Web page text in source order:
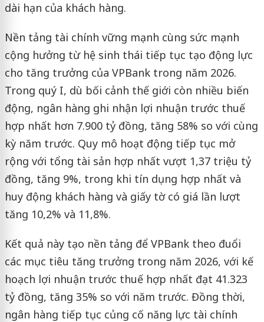
dài hạn của khách hàng.
Nền tảng tài chính vững mạnh cùng sức mạnh
cộng hưởng từ hệ sinh thái tiếp tục tạo động lực
cho tăng trưởng của VPBank trong năm 2026.
Trong quý I, dù bối cảnh thế giới còn nhiều biến
động, ngân hàng ghi nhận lợi nhuận trước thuế
hợp nhất hơn 7.900 tỷ đồng, tăng 58% so với cùng
kỳ năm trước. Quy mô hoạt động tiếp tục mở
rộng với tổng tài sản hợp nhất vượt 1,37 triệu tỷ
đồng, tăng 9%, trong khi tín dụng hợp nhất và
huy động khách hàng và giấy tờ có giá lần lượt
tăng 10,2% và 11,8%.
Kết quả này tạo nền tảng để VPBank theo đuổi
các mục tiêu tăng trưởng trong năm 2026, với kế
hoạch lợi nhuận trước thuế hợp nhất đạt 41.323
tỷ đồng, tăng 35% so với năm trước. Đồng thời,
ngân hàng tiếp tục củng cố năng lực tài chính